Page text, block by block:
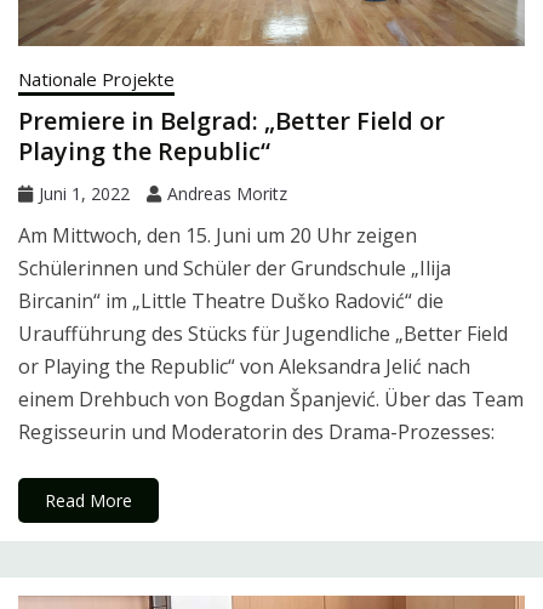
Nationale Projekte
Premiere in Belgrad: „Better Field or
Playing the Republic“
Juni 1, 2022 Andreas Moritz
Am Mittwoch, den 15. Juni um 20 Uhr zeigen
Schülerinnen und Schüler der Grundschule „Ilija
Bircanin“ im „Little Theatre Duško Radović“ die
Uraufführung des Stücks für Jugendliche „Better Field
or Playing the Republic“ von Aleksandra Jelić nach
einem Drehbuch von Bogdan Španjević. Über das Team
Regisseurin und Moderatorin des Drama-Prozesses:
Read More